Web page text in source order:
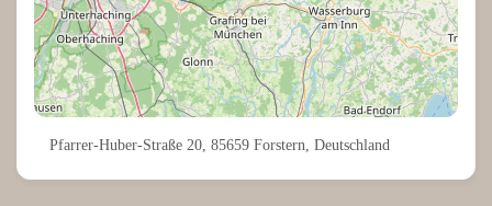
Pfarrer-Huber-Straße 20, 85659 Forstern, Deutschland